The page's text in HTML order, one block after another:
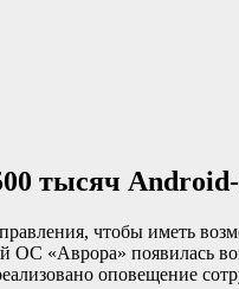
тысяч
чтобы иметь
«Аврора» появилась
оповещение